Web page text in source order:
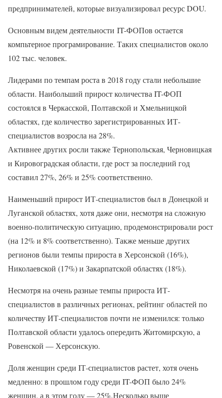
предпринимателей, которые визуализировал ресурс DOU.
Основным видем деятельности IT-ФОПов остается
компьтерное програмирование. Таких специалистов около
102 тыс. человек.
Лидерами по темпам роста в 2018 году стали небольшие
области. Наибольший прирост количества IT-ФОП
состоялся в Черкасской, Полтавской и Хмельницкой
областях, где количество зарегистрированных ИТ-
специалистов возросла на 28%.
Активнее других росли также Тернопольская, Черновицкая
и Кировоградская области, где рост за последний год
составил 27%, 26% и 25% соответственно.
Наименьший прирост ИТ-специалистов был в Донецкой и
Луганской областях, хотя даже они, несмотря на сложную
военно-политическую ситуацию, продемонстрировали рост
(на 12% и 8% соответственно). Также меньше других
регионов были темпы прироста в Херсонской (16%),
Николаевской (17%) и Закарпатской областях (18%).
Несмотря на очень разные темпы прироста ИТ-
специалистов в различных регионах, рейтинг областей по
количеству ИТ-специалистов почти не изменился: только
Полтавской области удалось опередить Житомирскую, а
Ровенской — Херсонскую.
Доля женщин среди IТ-специалистов растет, хотя очень
медленно: в прошлом году среди IT-ФОП было 24%
женщин, а в этом году — 25%.Несколько выше